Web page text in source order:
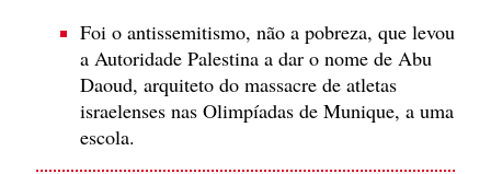
Foi o antissemitismo, não a pobreza, que levou
a Autoridade Palestina a dar o nome de Abu
Daoud, arquiteto do massacre de atletas
israelenses nas Olimpíadas de Munique, a uma
escola.